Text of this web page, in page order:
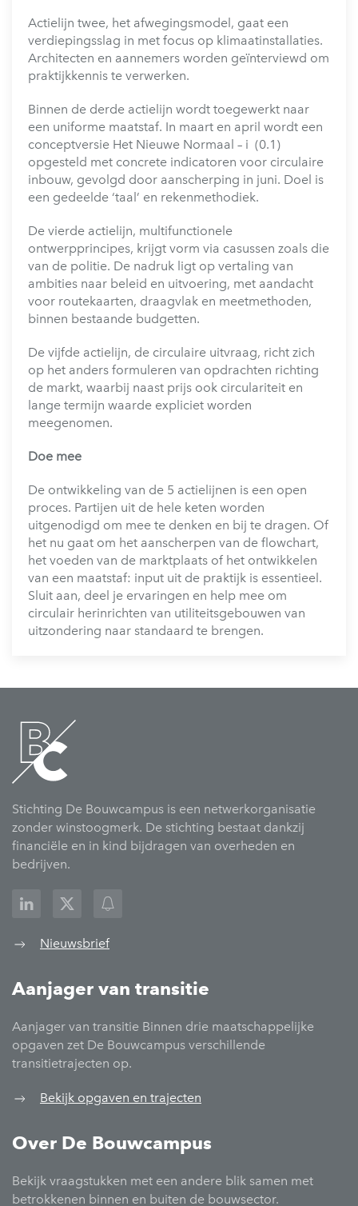
Actielijn twee, het afwegingsmodel, gaat een
verdiepingsslag in met focus op klimaatinstallaties.
Architecten en aannemers worden geïnterviewd om
praktijkkennis te verwerken.
Binnen de derde actielijn wordt toegewerkt naar
een uniforme maatstaf. In maart en april wordt een
conceptversie Het Nieuwe Normaal – i (0.1)
opgesteld met concrete indicatoren voor circulaire
inbouw, gevolgd door aanscherping in juni. Doel is
een gedeelde ‘taal’ en rekenmethodiek.
De vierde actielijn, multifunctionele
ontwerpprincipes, krijgt vorm via casussen zoals die
van de politie. De nadruk ligt op vertaling van
ambities naar beleid en uitvoering, met aandacht
voor routekaarten, draagvlak en meetmethoden,
binnen bestaande budgetten.
De vijfde actielijn, de circulaire uitvraag, richt zich
op het anders formuleren van opdrachten richting
de markt, waarbij naast prijs ook circulariteit en
lange termijn waarde expliciet worden
meegenomen.
Doe mee
De ontwikkeling van de 5 actielijnen is een open
proces. Partijen uit de hele keten worden
uitgenodigd om mee te denken en bij te dragen. Of
het nu gaat om het aanscherpen van de flowchart,
het voeden van de marktplaats of het ontwikkelen
van een maatstaf: input uit de praktijk is essentieel.
Sluit aan, deel je ervaringen en help mee om
circulair herinrichten van utiliteitsgebouwen van
uitzondering naar standaard te brengen.
Stichting De Bouwcampus is een netwerkorganisatie
zonder winstoogmerk. De stichting bestaat dankzij
financiële en in kind bijdragen van overheden en
bedrijven.
Nieuwsbrief
Aanjager van transitie
Aanjager van transitie Binnen drie maatschappelijke
opgaven zet De Bouwcampus verschillende
transitietrajecten op.
Bekijk opgaven en trajecten
Over De Bouwcampus
Bekijk vraagstukken met een andere blik samen met
betrokkenen binnen en buiten de bouwsector.